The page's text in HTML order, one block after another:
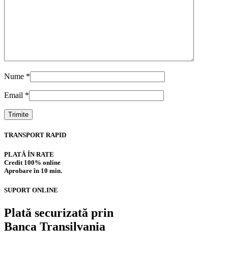
Nume *
Email *
TRANSPORT RAPID
PLATĂ ÎN RATE
Credit 100% online
Aprobare în 10 min.
SUPORT ONLINE
Plată securizată prin
Banca Transilvania